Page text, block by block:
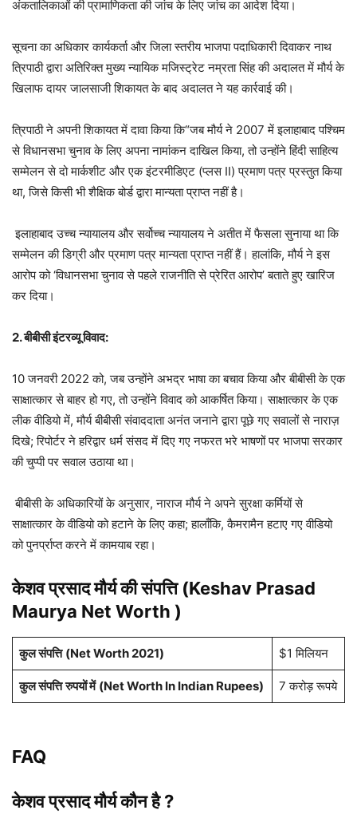
अंकतालिकाओं की प्रामाणिकता की जांच के लिए जांच का आदेश दिया।
सूचना का अधिकार कार्यकर्ता और जिला स्तरीय भाजपा पदाधिकारी दिवाकर नाथ
त्रिपाठी द्वारा अतिरिक्त मुख्य न्यायिक मजिस्ट्रेट नम्रता सिंह की अदालत में मौर्य के
खिलाफ दायर जालसाजी शिकायत के बाद अदालत ने यह कार्रवाई की।
त्रिपाठी ने अपनी शिकायत में दावा किया कि“जब मौर्य ने 2007 में इलाहाबाद पश्चिम
से विधानसभा चुनाव के लिए अपना नामांकन दाखिल किया, तो उन्होंने हिंदी साहित्य
सम्मेलन से दो मार्कशीट और एक इंटरमीडिएट (प्लस II) प्रमाण पत्र प्रस्तुत किया
था, जिसे किसी भी शैक्षिक बोर्ड द्वारा मान्यता प्राप्त नहीं है।
इलाहाबाद उच्च न्यायालय और सर्वोच्च न्यायालय ने अतीत में फैसला सुनाया था कि
सम्मेलन की डिग्री और प्रमाण पत्र मान्यता प्राप्त नहीं हैं। हालांकि, मौर्य ने इस
आरोप को ‘विधानसभा चुनाव से पहले राजनीति से प्रेरित आरोप’ बताते हुए खारिज
कर दिया।
2. बीबीसी इंटरव्यू विवाद:
10 जनवरी 2022 को, जब उन्होंने अभद्र भाषा का बचाव किया और बीबीसी के एक
साक्षात्कार से बाहर हो गए, तो उन्होंने विवाद को आकर्षित किया। साक्षात्कार के एक
लीक वीडियो में, मौर्य बीबीसी संवाददाता अनंत जनाने द्वारा पूछे गए सवालों से नाराज़
दिखे; रिपोर्टर ने हरिद्वार धर्म संसद में दिए गए नफरत भरे भाषणों पर भाजपा सरकार
की चुप्पी पर सवाल उठाया था।
बीबीसी के अधिकारियों के अनुसार, नाराज मौर्य ने अपने सुरक्षा कर्मियों से
साक्षात्कार के वीडियो को हटाने के लिए कहा; हालाँकि, कैमरामैन हटाए गए वीडियो
को पुनर्प्राप्त करने में कामयाब रहा।
केशव प्रसाद मौर्य की संपत्ति (Keshav Prasad
Maurya Net Worth )
कुल संपत्ति (Net Worth 2021) $1 मिलियन
कुल संपत्ति रुपयों में (Net Worth In Indian Rupees) 7 करोड़ रूपये
FAQ
केशव प्रसाद मौर्य कौन है ?